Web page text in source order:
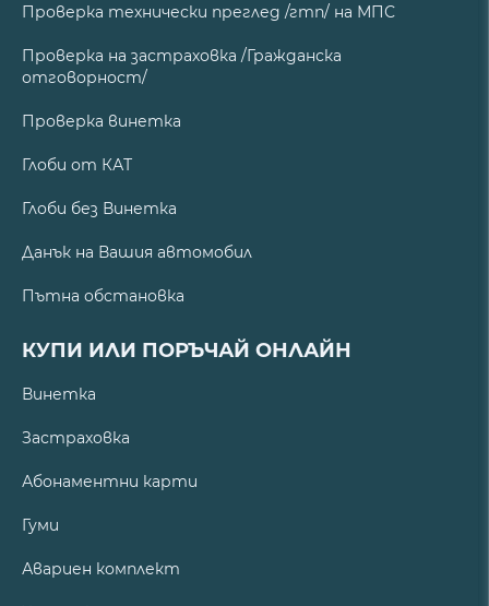
Проверка технически преглед /гтп/ на МПС
Проверка на застраховка /Гражданска
отговорност/
Проверка винетка
Глоби от КАТ
Глоби без Винетка
Данък на Вашия автомобил
Пътна обстановка
КУПИ ИЛИ ПОРЪЧАЙ ОНЛАЙН
Винетка
Застраховка
Абонаментни карти
Гуми
Авариен комплект